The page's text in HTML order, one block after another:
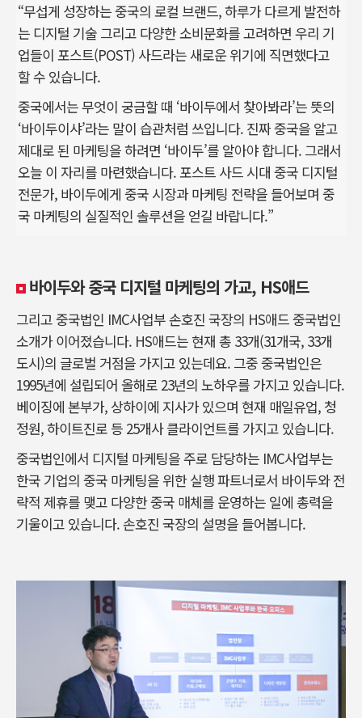
“무섭게 성장하는 중국의 로컬 브랜드, 하루가 다르게 발전하
는 디지털 기술 그리고 다양한 소비문화를 고려하면 우리 기
업들이 포스트(POST) 사드라는 새로운 위기에 직면했다고
할 수 있습니다.
중국에서는 무엇이 궁금할 때 ‘바이두에서 찾아봐라’는 뜻의
‘바이두이샤’라는 말이 습관처럼 쓰입니다. 진짜 중국을 알고
제대로 된 마케팅을 하려면 ‘바이두’를 알아야 합니다. 그래서
오늘 이 자리를 마련했습니다. 포스트 사드 시대 중국 디지털
전문가, 바이두에게 중국 시장과 마케팅 전략을 들어보며 중
국 마케팅의 실질적인 솔루션을 얻길 바랍니다.”
바이두와 중국 디지털 마케팅의 가교, HS애드
그리고 중국법인 IMC사업부 손호진 국장의 HS애드 중국법인
소개가 이어졌습니다. HS애드는 현재 총 33개(31개국, 33개
도시)의 글로벌 거점을 가지고 있는데요. 그중 중국법인은
1995년에 설립되어 올해로 23년의 노하우를 가지고 있습니다.
베이징에 본부가, 상하이에 지사가 있으며 현재 매일유업, 청
정원, 하이트진로 등 25개사 클라이언트를 가지고 있습니다.
중국법인에서 디지털 마케팅을 주로 담당하는 IMC사업부는
한국 기업의 중국 마케팅을 위한 실행 파트너로서 바이두와 전
략적 제휴를 맺고 다양한 중국 매체를 운영하는 일에 총력을
기울이고 있습니다. 손호진 국장의 설명을 들어봅니다.